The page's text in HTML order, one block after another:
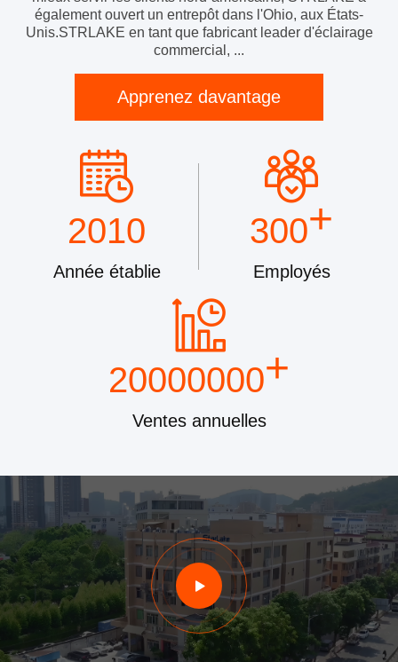
également ouvert un entrepôt dans l'Ohio, aux États-
Unis.STRLAKE en tant que fabricant leader d'éclairage
commercial, ...
Apprenez davantage
2010
Année établie
300+
Employés
20000000+
Ventes annuelles